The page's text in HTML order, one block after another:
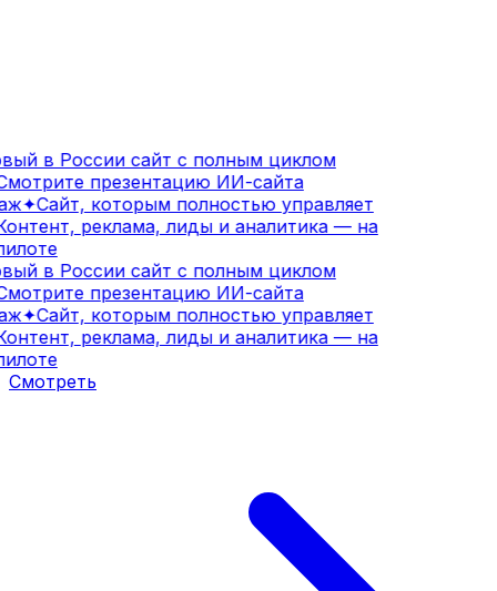
в России сайт с полным циклом
презентацию ИИ-сайта
✦Сайт, которым полностью управляет
реклама, лиды и аналитика — на
в России сайт с полным циклом
презентацию ИИ-сайта
✦Сайт, которым полностью управляет
реклама, лиды и аналитика — на
Смотреть